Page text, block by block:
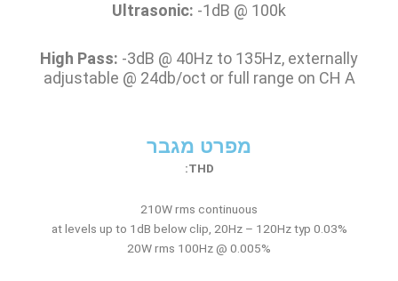
Ultrasonic: -1dB @ 100k
High Pass: -3dB @ 40Hz to 135Hz, externally
adjustable @ 24db/oct or full range on CH A
מפרט מגבר
THD:
210W rms continuous
0.03% at levels up to 1dB below clip, 20Hz – 120Hz typ
0.005% @ 20W rms 100Hz